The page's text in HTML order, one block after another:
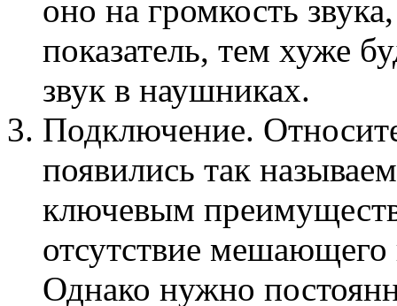
оно на громкость
показатель, тем хуже
звук в наушниках.
Подключение.
появились так
ключевым
отсутствие
Однако нужно